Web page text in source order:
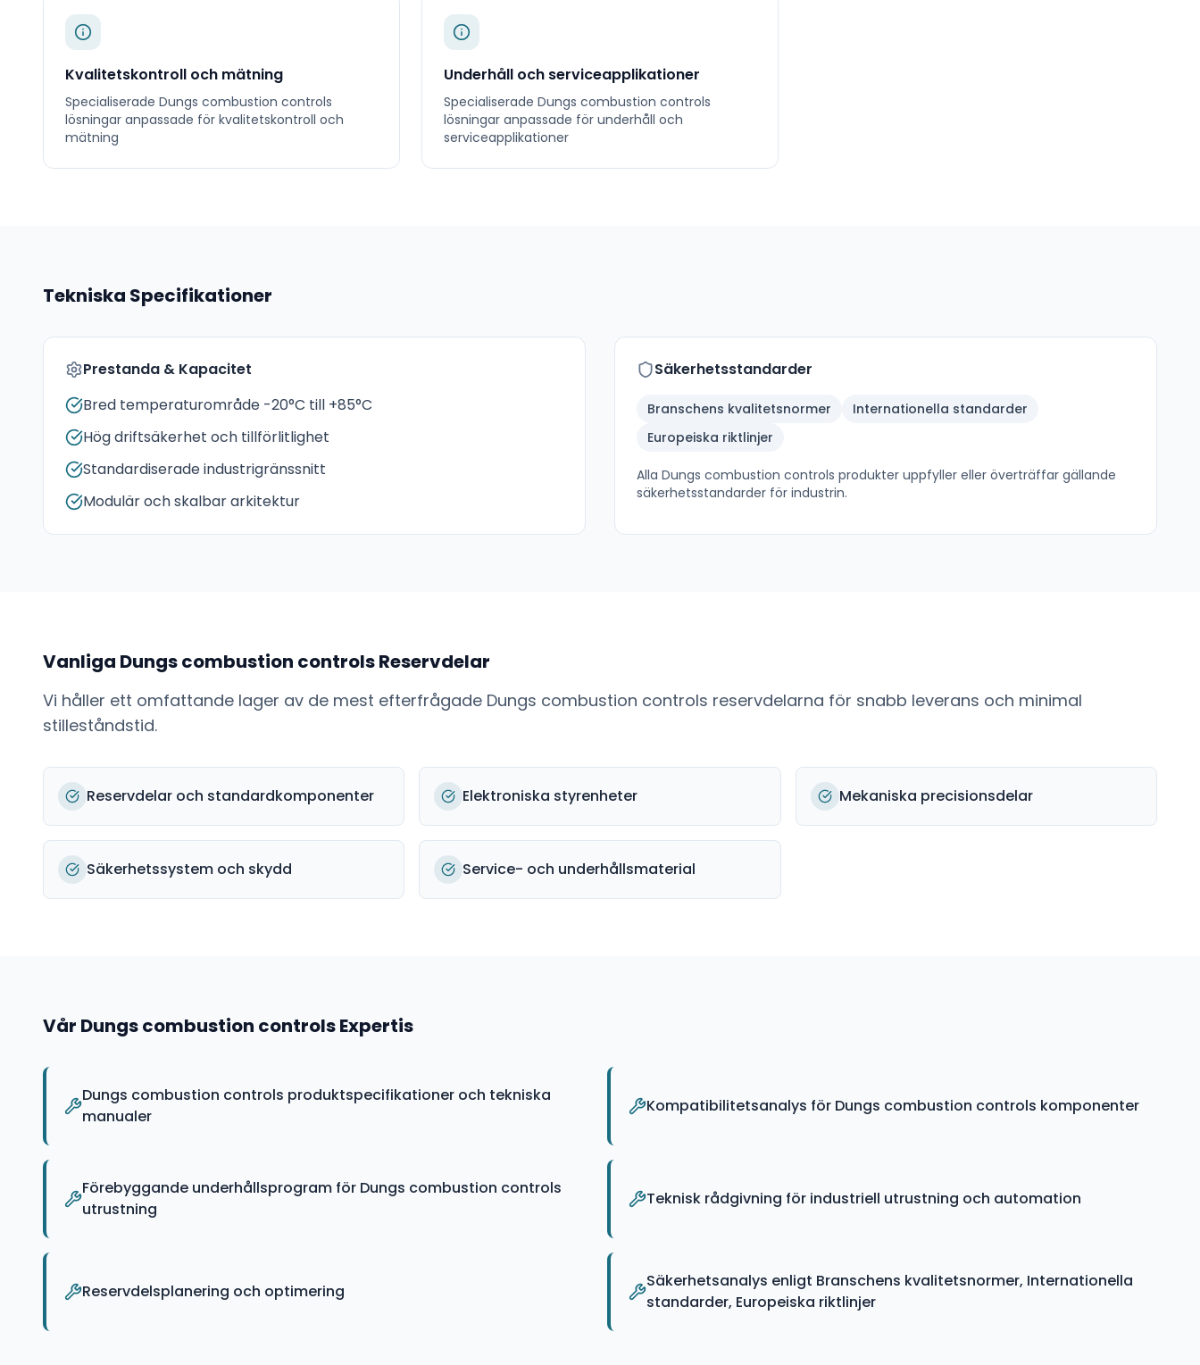
Kvalitetskontroll och mätning
Specialiserade Dungs combustion controls
lösningar anpassade för kvalitetskontroll och
mätning
Underhåll och serviceapplikationer
Specialiserade Dungs combustion controls
lösningar anpassade för underhåll och
serviceapplikationer
Tekniska Specifikationer
Prestanda & Kapacitet
Bred temperaturområde -20°C till +85°C
Hög driftsäkerhet och tillförlitlighet
Standardiserade industrigränssnitt
Modulär och skalbar arkitektur
Säkerhetsstandarder
Branschens kvalitetsnormer
Internationella standarder
Europeiska riktlinjer
Alla Dungs combustion controls produkter uppfyller eller överträffar gällande
säkerhetsstandarder för industrin.
Vanliga Dungs combustion controlsReservdelar
Vi håller ett omfattande lager av de mest efterfrågade Dungs combustion controls reservdelarna för snabb leverans och minimal
stilleståndstid.
Reservdelar och standardkomponenter Elektroniska styrenheter Mekaniska precisionsdelar
Säkerhetssystem och skydd Service- och underhållsmaterial
Vår Dungs combustion controlsExpertis
Dungs combustion controls produktspecifikationer och tekniska
manualer
Kompatibilitetsanalys för Dungs combustion controls komponenter
Förebyggande underhållsprogram för Dungs combustion controls
utrustning
Teknisk rådgivning för industriell utrustning och automation
Reservdelsplanering och optimering
Säkerhetsanalys enligt Branschens kvalitetsnormer, Internationella
standarder, Europeiska riktlinjer